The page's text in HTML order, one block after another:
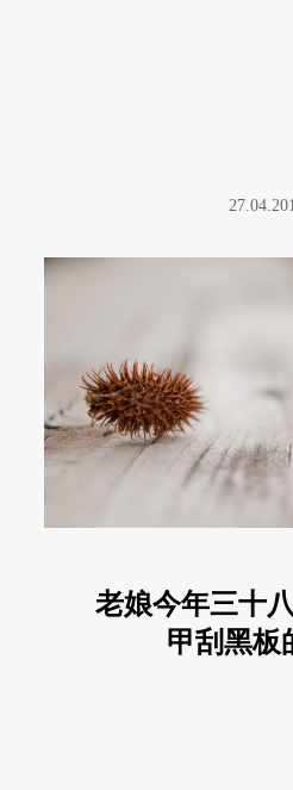
老娘今年三十
甲刮黑板